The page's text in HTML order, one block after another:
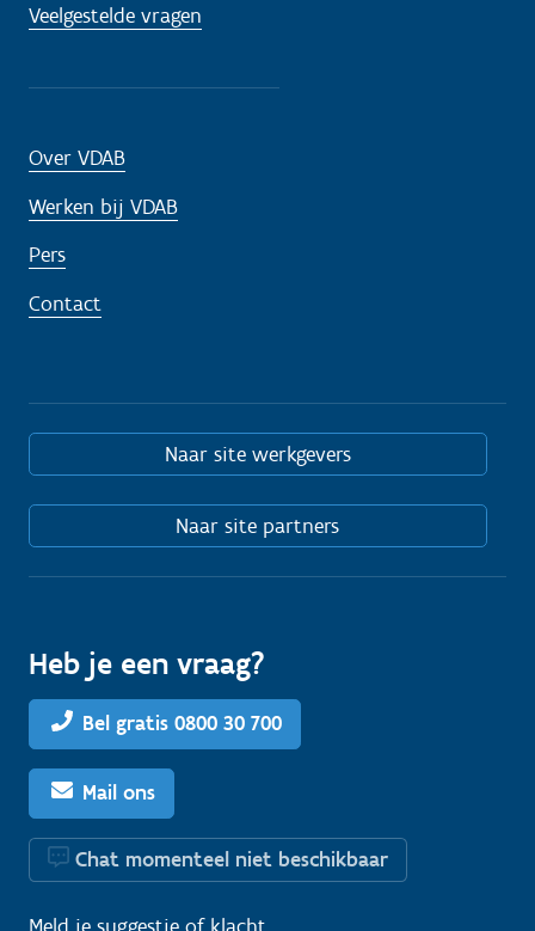
Veelgestelde vragen
Over VDAB
Werken bij VDAB
Pers
Contact
Naar site werkgevers
Naar site partners
Heb je een vraag?
Bel gratis 0800 30 700
Mail ons
Chat momenteel niet beschikbaar